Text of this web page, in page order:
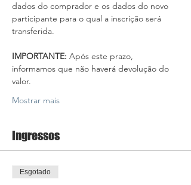
dados do comprador e os dados do novo
participante para o qual a inscrição será
transferida.
IMPORTANTE: Após este prazo,
informamos que não haverá devolução do
valor.
Mostrar mais
Ingressos
Esgotado